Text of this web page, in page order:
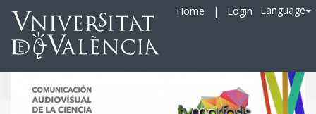
Home | Login Language